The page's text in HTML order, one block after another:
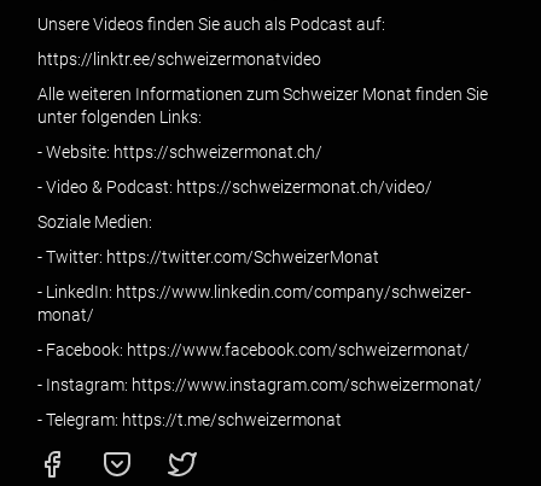
Unsere Videos finden Sie auch als Podcast auf:
https://linktr.ee/schweizermonatvideo
Alle weiteren Informationen zum Schweizer Monat finden Sie
unter folgenden Links:
- Website: https://schweizermonat.ch/
- Video & Podcast: https://schweizermonat.ch/video/
Soziale Medien:
- Twitter: https://twitter.com/SchweizerMonat
- LinkedIn: https://www.linkedin.com/company/schweizer-
monat/
- Facebook: https://www.facebook.com/schweizermonat/
- Instagram: https://www.instagram.com/schweizermonat/
- Telegram: https://t.me/schweizermonat